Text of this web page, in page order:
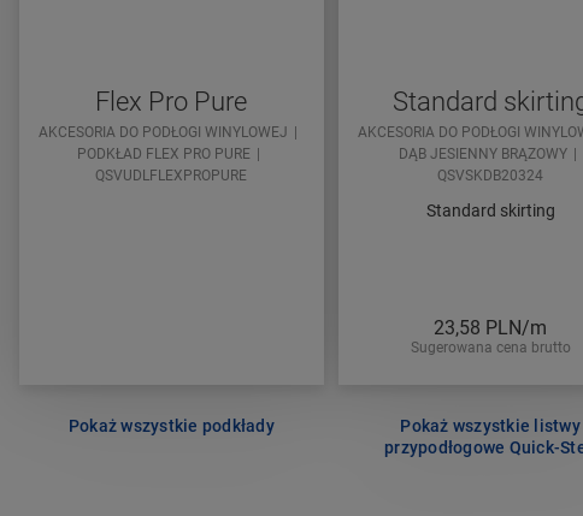
Flex Pro Pure
AKCESORIA DO PODŁOGI WINYLOWEJ
PODKŁAD FLEX PRO PURE
QSVUDLFLEXPROPURE
Pokaż wszystkie podkłady
Standard
AKCESORIA DO PODŁOGI
DĄB JESIENNY BRĄZOWY
QSVSKDB20324
Standard skirting
23,58 PLN/m
Sugerowana cena brutto
Pokaż wszystkie listwy
przypodłogowe Quick-